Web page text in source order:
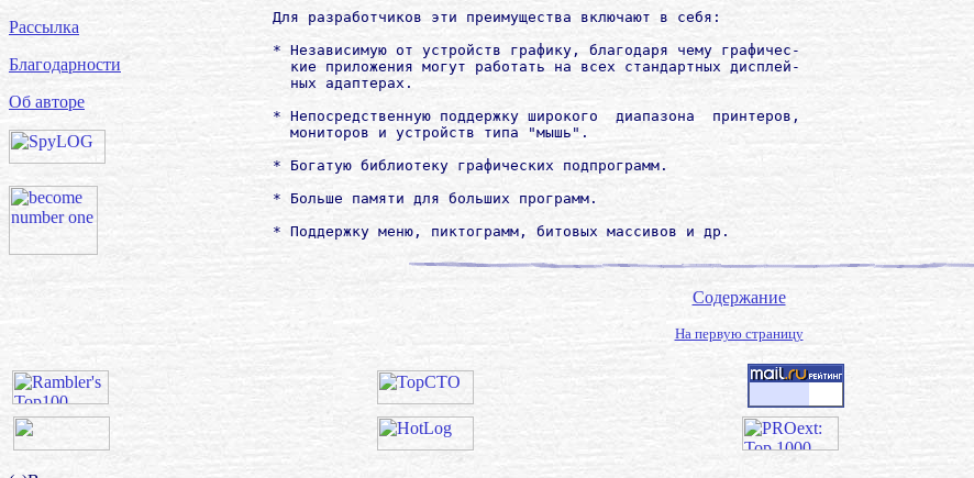
Рассылка
Благодарности
Об авторе
             Для разработчиков эти преимущества включают в себя:
             * Независимую от устройств графику, благодаря чему графичес-
               кие приложения могут работать на всех стандартных дисплей-
               ных адаптерах.
             * Непосредственную поддержку широкого  диапазона  принтеров,
               мониторов и устройств типа "мышь".
             * Богатую библиотеку графических подпрограмм.
             * Больше памяти для больших программ.
             * Поддержку меню, пиктограмм, битовых массивов и др.
Содержание
На первую страницу